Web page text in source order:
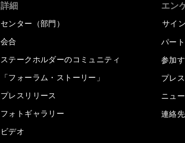
詳細
センター（部門）
会合
ステークホルダーのコミュニティ
「フォーラム・ストーリー」
プレスリリース
フォトギャラリー
ビデオ
エン
サイ
パー
参加
プレ
ニュ
連絡